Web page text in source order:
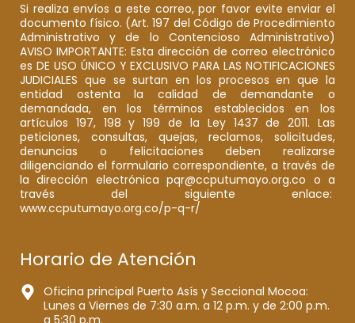
Si realiza envíos a este correo, por favor evite enviar el
documento físico. (Art. 197 del Código de Procedimiento
Administrativo y de lo Contencioso Administrativo)
AVISO IMPORTANTE: Esta dirección de correo electrónico
es DE USO ÚNICO Y EXCLUSIVO PARA LAS NOTIFICACIONES
JUDICIALES que se surtan en los procesos en que la
entidad ostenta la calidad de demandante o
demandada, en los términos establecidos en los
artículos 197, 198 y 199 de la Ley 1437 de 2011. Las
peticiones, consultas, quejas, reclamos, solicitudes,
denuncias o felicitaciones deben realizarse
diligenciando el formulario correspondiente, a través de
la dirección electrónica pqr@ccputumayo.org.co o a
través del siguiente enlace:
www.ccputumayo.org.co/p-q-r/
Horario de Atención
Oficina principal Puerto Asís y Seccional Mocoa:
Lunes a Viernes de 7:30 a.m. a 12 p.m. y de 2:00 p.m.
a 5:30 p.m.